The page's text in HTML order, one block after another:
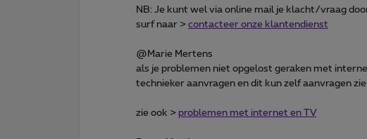
NB: Je kunt wel via online mail je klacht/vraag
surf naar > contacteer onze klantendienst
@Marie Mertens
als je problemen niet opgelost geraken met
technieker aanvragen en dit kun zelf aanvragen
zie ook > problemen met internet en TV